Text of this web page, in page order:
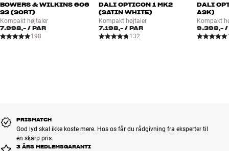
og neutral gengivelse af stemmer og instrumenter.
Continuum-membranen i en FST-mellemtone er vævet på en speciel
optimalt.
LESS IS MORE
BOWERS & WILKINS 606
S3 (SORT)
Kompakt højtaler
7.998,- / PAR
198
DALI OPTICON 1 MK2
(SATIN WHITE)
Kompakt højtaler
7.198,-/ PAR
132
DALI
ASK)
Kompakt
9.398,- /
PRISMATCH
God lyd skal ikke koste mere. Hos os får du rådgivning fra eksperter til
en skarp pris.
3 ÅRS MEDLEMSGARANTI